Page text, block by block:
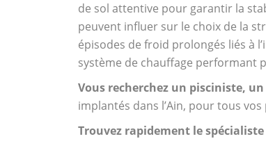
de sol attentive pour garantir la
peuvent influer sur le choix de la
épisodes de froid prolongés liés à
système de chauffage performant
Vous recherchez un pisciniste,
implantés dans l’Ain, pour tous
Trouvez rapidement le